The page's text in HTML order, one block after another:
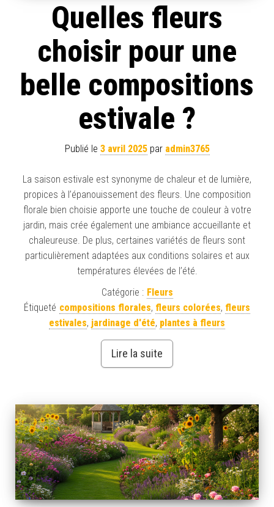
Quelles fleurs
choisir pour une
belle compositions
estivale ?
Publié le 3 avril 2025par admin3765
La saison estivale est synonyme de chaleur et de lumière,
propices à l’épanouissement des fleurs. Une composition
florale bien choisie apporte une touche de couleur à votre
jardin, mais crée également une ambiance accueillante et
chaleureuse. De plus, certaines variétés de fleurs sont
particulièrement adaptées aux conditions solaires et aux
températures élevées de l’été.
Catégorie : Fleurs
Étiqueté compositions florales, fleurs colorées, fleurs
estivales, jardinage d'été, plantes à fleurs
Lire la suite